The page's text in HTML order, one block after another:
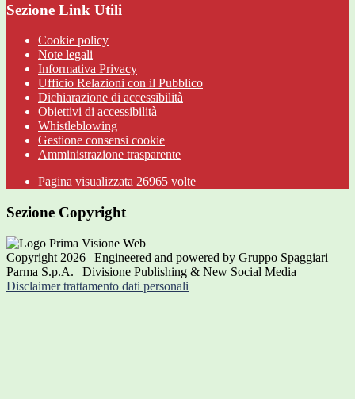
Sezione Link Utili
Cookie policy
Note legali
Informativa Privacy
Ufficio Relazioni con il Pubblico
Dichiarazione di accessibilità
Obiettivi di accessibilità
Whistleblowing
Gestione consensi cookie
Amministrazione trasparente
Pagina visualizzata 26965 volte
Sezione Copyright
Copyright 2026 | Engineered and powered by Gruppo Spaggiari
Parma S.p.A. | Divisione Publishing & New Social Media
Disclaimer trattamento dati personali